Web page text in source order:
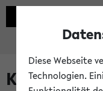
Diese Webseite
Technologien.